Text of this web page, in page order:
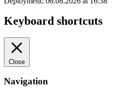
Keyboard shortcuts
Close
Navigation